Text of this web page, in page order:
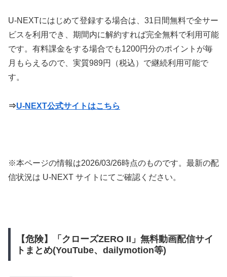
U-NEXTにはじめて登録する場合は、31日間無料で全サー
ビスを利用でき、期間内に解約すれば完全無料で利用可能
です。有料課金をする場合でも1200円分のポイントが毎
月もらえるので、実質989円（税込）で継続利用可能で
す。
⇒U-NEXT公式サイトはこちら
※本ページの情報は2026/03/26時点のものです。最新の配
信状況は U-NEXT サイトにてご確認ください。
【危険】「クローズZERO II」無料動画配信サイ
トまとめ(YouTube、dailymotion等)